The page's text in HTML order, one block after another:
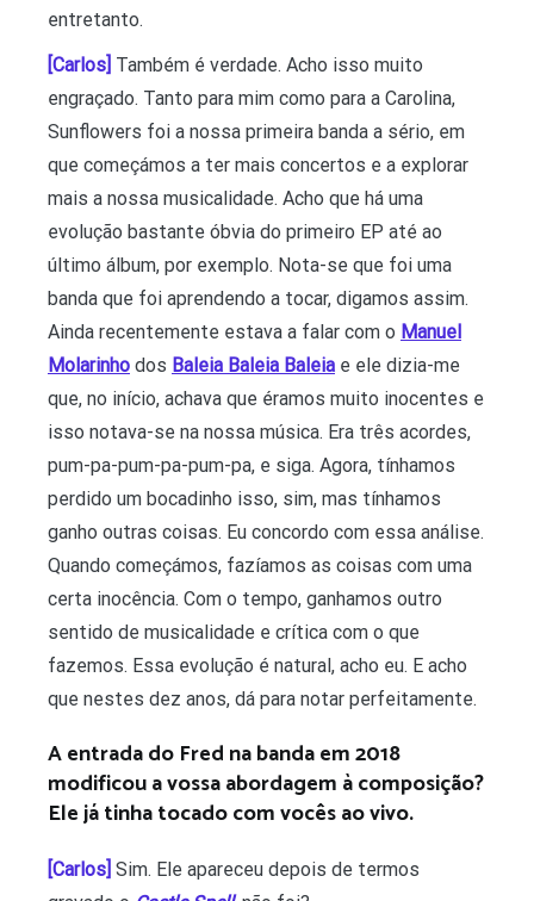
entretanto.
[Carlos] Também é verdade. Acho isso muito
engraçado. Tanto para mim como para a Carolina,
Sunflowers foi a nossa primeira banda a sério, em
que começámos a ter mais concertos e a explorar
mais a nossa musicalidade. Acho que há uma
evolução bastante óbvia do primeiro EP até ao
último álbum, por exemplo. Nota-se que foi uma
banda que foi aprendendo a tocar, digamos assim.
Ainda recentemente estava a falar com o Manuel
Molarinho dos Baleia Baleia Baleia e ele dizia-me
que, no início, achava que éramos muito inocentes e
isso notava-se na nossa música. Era três acordes,
pum-pa-pum-pa-pum-pa, e siga. Agora, tínhamos
perdido um bocadinho isso, sim, mas tínhamos
ganho outras coisas. Eu concordo com essa análise.
Quando começámos, fazíamos as coisas com uma
certa inocência. Com o tempo, ganhamos outro
sentido de musicalidade e crítica com o que
fazemos. Essa evolução é natural, acho eu. E acho
que nestes dez anos, dá para notar perfeitamente.
A entrada do Fred na banda em 2018
modificou a vossa abordagem à composição?
Ele já tinha tocado com vocês ao vivo.
[Carlos] Sim. Ele apareceu depois de termos